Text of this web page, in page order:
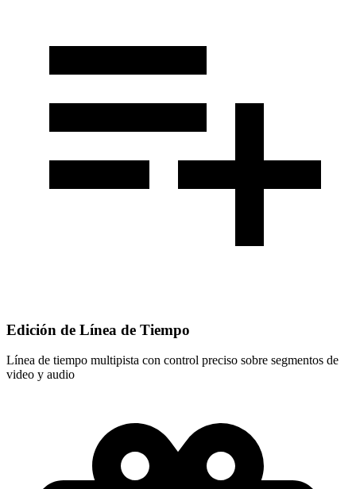
Edición de Línea de Tiempo
Línea de tiempo multipista con control preciso sobre segmentos de
video y audio